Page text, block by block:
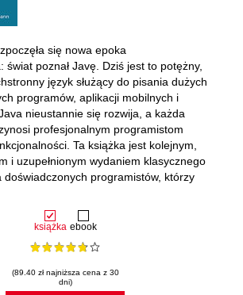
książka ebook
(89.40 zł najniższa cena z 30
dni)
się nowa epoka
świat poznał Javę. Dziś jest to potężny,
język służący do pisania dużych
programów, aplikacji mobilnych i
nieustannie się rozwija, a każda
profesjonalnym programistom
Ta książka jest kolejnym,
i uzupełnionym wydaniem klasycznego
doświadczonych programistów, którzy